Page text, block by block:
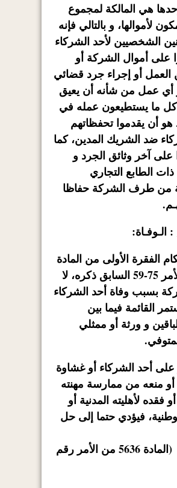
هي المالكة لمجموع
لأموالها، و بالتالي فإنه
الشخصيين لأحد الشركاء
على أموال الشركة أو
العمل أو إجراء جرد قضائي
أي عمل من شأنه أن يعيق
ما يستطيعون عمله في
هو أن يقدموا تحفظاتهم
ضد الشريك المدين، كما
على آخر وثائق الجرد و
الطابع التجاري
من طرف الشركة حفاظا
: الـوفـاة:
الفقرة الأولى من المادة
562 من الأمر 75-59 السابق ذكره، لا
بسبب وفاة أحد الشركاء
القائمة فيما بين
و ورثة أو ممثلي
على أحد الشركاء أو غشاوة
أو منعه من ممارسة مهنته
فقده لأهليته المدنية أو
فيؤدي حتما إلى حل
(المادة 5636 من الأمر رقم